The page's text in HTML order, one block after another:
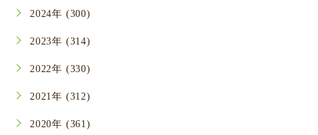
2024年 (300)
2023年 (314)
2022年 (330)
2021年 (312)
2020年 (361)